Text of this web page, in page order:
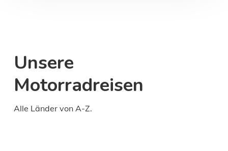
Unsere
Motorradreisen
Alle Länder von A-Z.